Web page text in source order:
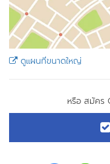
ดูแผนที่ขนาดใหญ่
หรือ สมัคร